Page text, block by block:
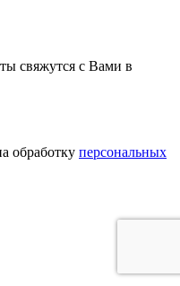
свяжутся с Вами в
обработку персональных